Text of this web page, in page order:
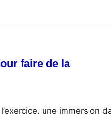
faire de la
une immersion